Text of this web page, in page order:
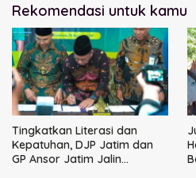
Rekomendasi untuk kamu
Tingkatkan Literasi dan
Kepatuhan, DJP Jatim dan
GP Ansor Jatim Jalin